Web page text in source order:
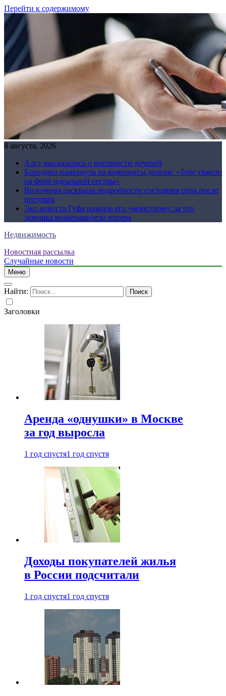
Перейти к содержимому
8 августа, 2026
Алсу высказалась о внешности дочерей
Бородина намекнула на комплексы дочери: «Тебе тяжело
на фоне идеальной сестры»
Волочкова раскрыла подробности состояния отца после
инсульта
Экс-невеста Гуфа назвала его «монстром»: за что
девушка возненавидела рэпера
Недвижимость
Новостная рассылка
Случайные новости
Меню
Найти:
Заголовки
Аренда «однушки» в Москве
за год выросла
1 год спустя1 год спустя
Доходы покупателей жилья
в России подсчитали
1 год спустя1 год спустя